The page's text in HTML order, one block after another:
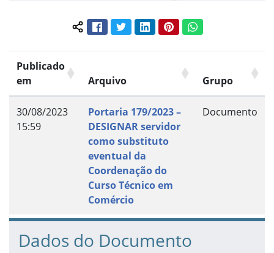
Compartilhar conteúdo:
FacebookTwitterLinkedInPinterestWhatsApp
Publicado
em
Arquivo Grupo
30/08/2023
15:59
Portaria 179/2023 –
DESIGNAR servidor
como substituto
eventual da
Coordenação do
Curso Técnico em
Comércio
Documento
Dados do Documento